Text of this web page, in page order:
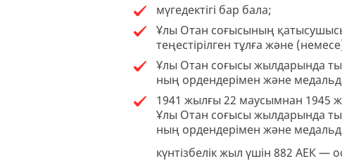
мүгедектігі бар бала;
Ұлы Отан соғысының
теңестірілген тұлға және
Ұлы Отан соғысы жылдарында
ның ордендерімен және
1941 жылғы 22 маусымнан 1945
Ұлы Отан соғысы жылдарында
ның ордендерімен және
күнтізбелік жыл үшін 882 АЕК —